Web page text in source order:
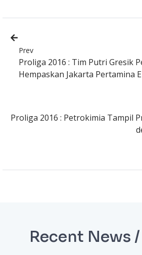
Prev
Proliga 2016 : Tim Putri Gresik
Hempaskan Jakarta Pertamina
Proliga 2016 : Petrokimia Tampil
Recent News